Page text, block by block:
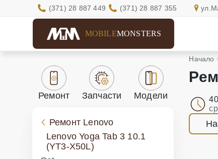
(371) 28 887 449 (371) 28 887 355
MOBILEMONSTERS
Ремонт Запчасти Модели
Ремонт Lenovo
Lenovo Yoga Tab 3 10.1
(YT3-X50L)
Начало